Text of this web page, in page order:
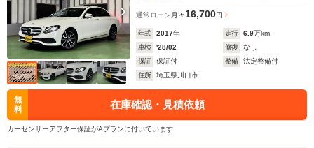
通常ローン 月々 16,700円
年式 2017年 走行 6.9万km
車検
'28/02 修復
なし
保証
保証付 整備
法定整備付
住所
埼玉県川口市
無
料
在庫確認・見積依頼
カーセンサーアフター保証がAプランに付いています